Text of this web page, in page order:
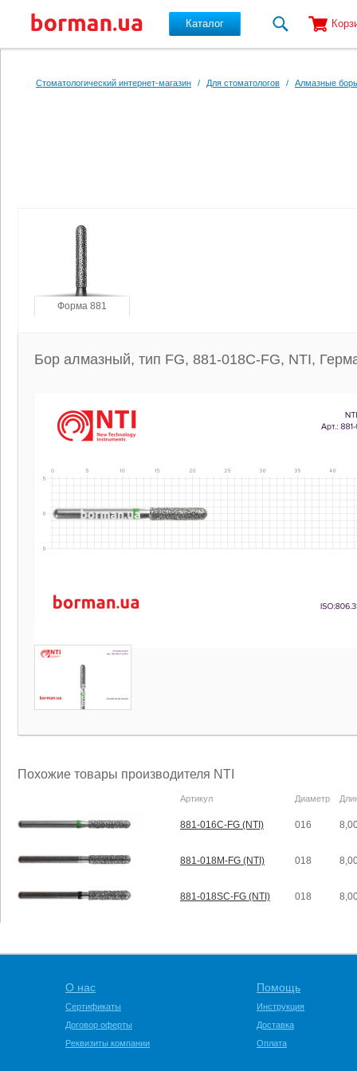
Каталог
Стоматологический интернет-магазин / Для стоматологов / Алмазные
Форма 881
Бор алмазный, тип FG, 881-018C-FG, NTI,
Похожие товары производителя NTI
Артикул Диаметр
881-016C-FG (NTI) 016
881-018M-FG (NTI) 018
881-018SC-FG (NTI) 018
О нас
Сертификаты
Договор оферты
Реквизиты компании
Помощь
Инструкция
Доставка
Оплата